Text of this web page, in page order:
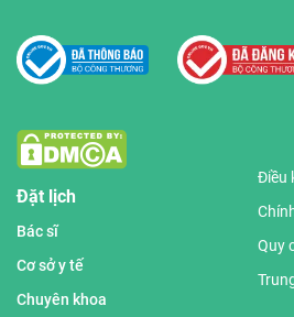
Đặt lịch
Bác sĩ
Cơ sở y tế
Chuyên khoa
Điều
Quy